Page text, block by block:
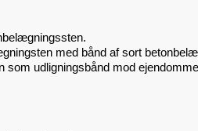
med bånd af sort
som udligningsbånd mod